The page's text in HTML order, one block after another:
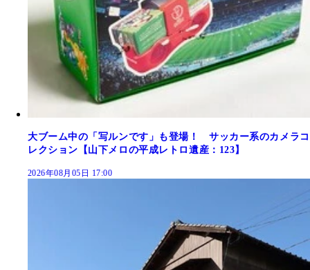
大ブーム中の「写ルンです」も登場！ サッカー系のカメラコ
レクション【山下メロの平成レトロ遺産：123】
2026年08月05日 17:00